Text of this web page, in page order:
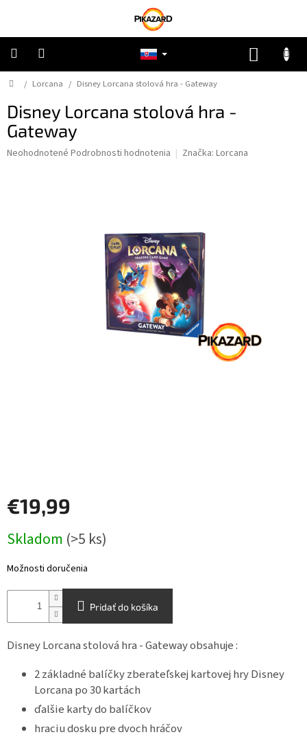
Pokémon
Riftbound
One
EUR
Domov
/ Lorcana / Disney Lorcana stolová hra - Gateway
Disney Lorcana stolová hra -
Gateway
Priemerné
Neohodnotené Podrobnosti hodnotenia Značka: Lorcana
€19,99
cena:
Skladom (>5 ks)
Možnosti doručenia
Pridať do košíka
Disney Lorcana stolová hra - Gateway obsahuje :
2 základné balíčky zberateľskej kartovej hry Disney
Lorcana po 30 kartách
ďalšie karty do balíčkov
hraciu dosku pre dvoch hráčov